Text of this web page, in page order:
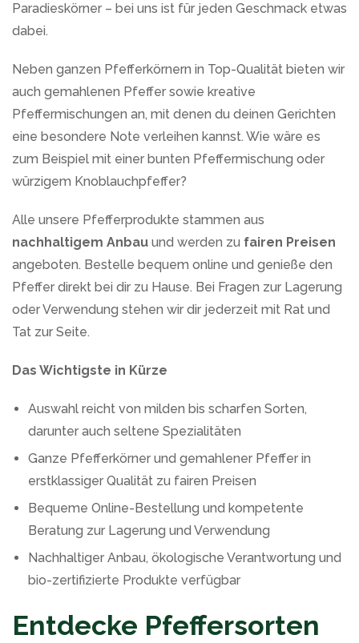
Paradieskörner – bei uns ist für jeden Geschmack etwas
dabei.
Neben ganzen Pfefferkörnern in Top-Qualität bieten wir
auch gemahlenen Pfeffer sowie kreative
Pfeffermischungen an, mit denen du deinen Gerichten
eine besondere Note verleihen kannst. Wie wäre es
zum Beispiel mit einer bunten Pfeffermischung oder
würzigem Knoblauchpfeffer?
Alle unsere Pfefferprodukte stammen aus
nachhaltigem Anbau und werden zu fairen Preisen
angeboten. Bestelle bequem online und genieße den
Pfeffer direkt bei dir zu Hause. Bei Fragen zur Lagerung
oder Verwendung stehen wir dir jederzeit mit Rat und
Tat zur Seite.
Das Wichtigste in Kürze
Auswahl reicht von milden bis scharfen Sorten,
darunter auch seltene Spezialitäten
Ganze Pfefferkörner und gemahlener Pfeffer in
erstklassiger Qualität zu fairen Preisen
Bequeme Online-Bestellung und kompetente
Beratung zur Lagerung und Verwendung
Nachhaltiger Anbau, ökologische Verantwortung und
bio-zertifizierte Produkte verfügbar
Entdecke Pfeffersorten